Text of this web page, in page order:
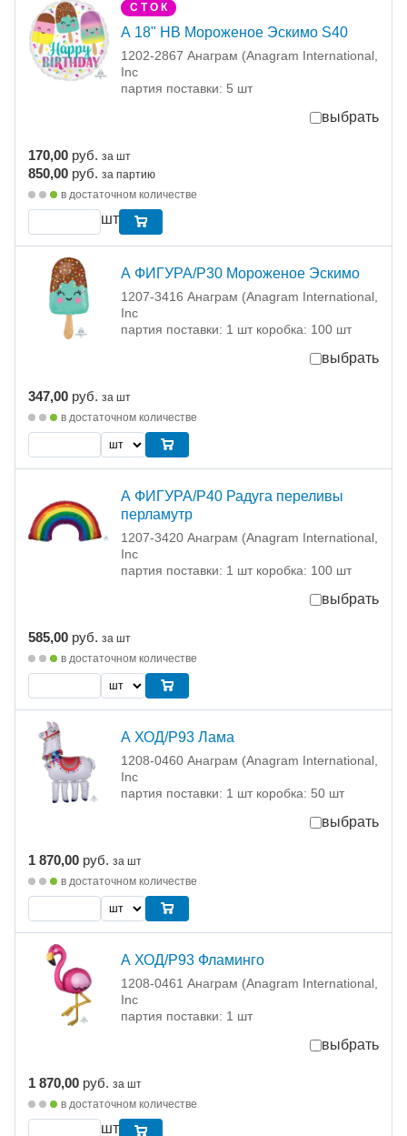
С Т О К
А 18" HB Мороженое Эскимо S40
1202-2867 Анаграм (Anagram International,
Inc
партия поставки: 5 шт
выбрать
170,00 руб. за шт
850,00 руб. за партию
в достаточном количестве
шт
А ФИГУРА/P30 Мороженое Эскимо
1207-3416 Анаграм (Anagram International,
Inc
партия поставки: 1 шт коробка: 100 шт
выбрать
347,00 руб. за шт
в достаточном количестве
А ФИГУРА/P40 Радуга переливы
перламутр
1207-3420 Анаграм (Anagram International,
Inc
партия поставки: 1 шт коробка: 100 шт
выбрать
585,00 руб. за шт
в достаточном количестве
А ХОД/P93 Лама
1208-0460 Анаграм (Anagram International,
Inc
партия поставки: 1 шт коробка: 50 шт
выбрать
1 870,00 руб. за шт
в достаточном количестве
А ХОД/P93 Фламинго
1208-0461 Анаграм (Anagram International,
Inc
партия поставки: 1 шт
выбрать
1 870,00 руб. за шт
в достаточном количестве
шт